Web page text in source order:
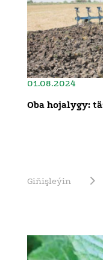
01.08.2024
Oba hojalygy:
Giňişleýin